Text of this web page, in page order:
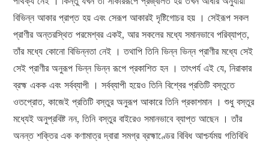
বিভিন্ন আকার প্রাপ্ত হয় এবং সেরূপ আকারই দৃষ্টিগোচর হয় । সেইরূপ সকল
প্রাণীর অন্তরস্থিত পরমেশ্বর একই, আর সকলের মধ্যে সমানভাবে পরিব্যাপ্ত,
তাঁর মধ্যে কোনো বিভিন্নতা নেই । তথাপি তিনি ভিন্ন ভিন্ন প্রাণীর মধ্যে সেই
সেই প্রাণীর অনুরূপ ভিন্ন ভিন্ন রূপে প্রকাশিত হন । তাৎপর্য এই যে, নিরাকার
ব্রহ্ম একক এবং সর্বব্যাপী । সর্বব্যাপী হয়েও তিনি বিশ্বের প্রতিটি বস্তুতে
ওতপ্রোত, কাজেই প্রতিটি বস্তুর অনুরূপ আকারে তিনি প্রকাশমান । শুধু বস্তুর
মধ্যেই অনুপ্রবিষ্ট নন, তিনি বস্তুর বাইরেও সমানভাবে ব্যাপ্ত আছেন । তাঁর
অনন্ত শক্তির এক কণামাত্র দ্বারা সমগ্র ব্রহ্মাণ্ডের বিবিধ আশ্চর্যময় গতিবিধি